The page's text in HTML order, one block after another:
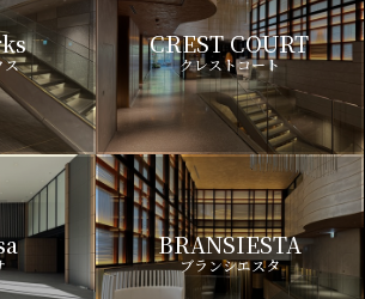
ス
CREST COURT
クレストコート
BRANSIESTA
ブランシエスタ